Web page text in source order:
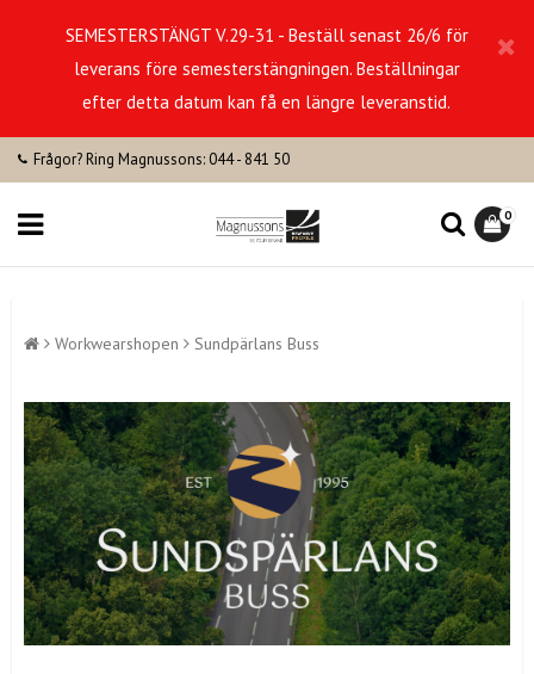
SEMESTERSTÄNGT V.29-31 - Beställ senast 26/6 för
leverans före semesterstängningen. Beställningar
efter detta datum kan få en längre leveranstid.
Frågor? Ring Magnussons: 044 - 841 50
0
Workwearshopen Sundpärlans Buss